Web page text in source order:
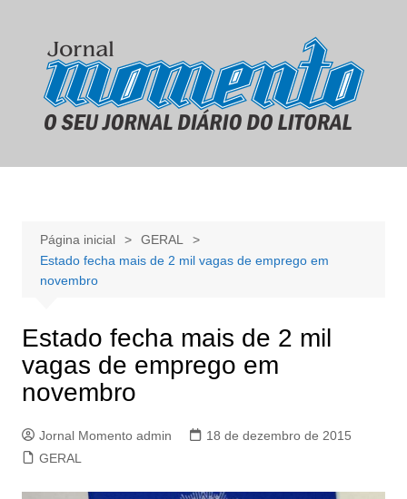
conteúdo
Página inicial
GERAL
Estado fecha mais de 2 mil vagas de emprego em
novembro
Estado fecha mais de 2 mil
vagas de emprego em
novembro
Jornal Momento admin
18 de dezembro de 2015
GERAL